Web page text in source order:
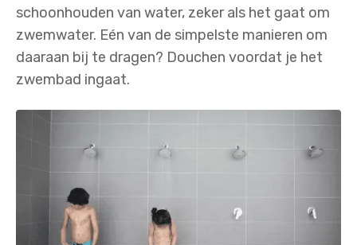
schoonhouden van water, zeker als het gaat om
zwemwater. Eén van de simpelste manieren om
daaraan bij te dragen? Douchen voordat je het
zwembad ingaat.